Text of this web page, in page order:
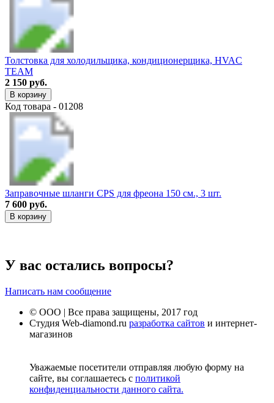
Толстовка для холодильщика, кондиционерщика, HVAC
TEAM
2 150 руб.
В корзину
Код товара - 01208
Заправочные шланги CPS для фреона 150 см., 3 шт.
7 600 руб.
В корзину
У вас остались вопросы?
Написать нам сообщение
© ООО | Все права защищены, 2017 год
Студия Web-diamond.ru разработка сайтов и интернет-
магазинов
Уважаемые посетители отправляя любую форму на
сайте, вы соглашаетесь с политикой
конфиденциальности данного сайта.